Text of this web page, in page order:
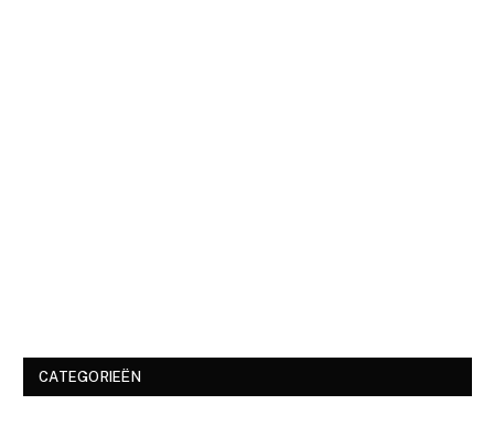
CATEGORIEËN